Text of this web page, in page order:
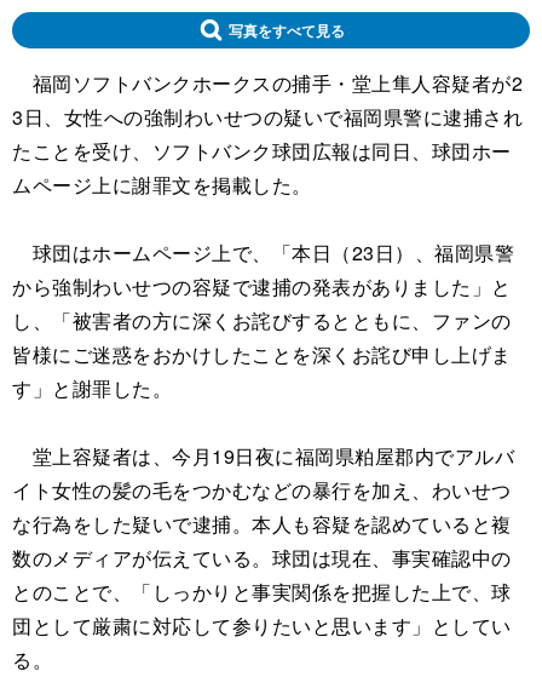
写真をすべて見る
福岡ソフトバンクホークスの捕手・堂上隼人容疑者が2
3日、女性への強制わいせつの疑いで福岡県警に逮捕され
たことを受け、ソフトバンク球団広報は同日、球団ホー
ムページ上に謝罪文を掲載した。
球団はホームページ上で、「本日（23日）、福岡県警
から強制わいせつの容疑で逮捕の発表がありました」と
し、「被害者の方に深くお詫びするとともに、ファンの
皆様にご迷惑をおかけしたことを深くお詫び申し上げま
す」と謝罪した。
堂上容疑者は、今月19日夜に福岡県粕屋郡内でアルバ
イト女性の髪の毛をつかむなどの暴行を加え、わいせつ
な行為をした疑いで逮捕。本人も容疑を認めていると複
数のメディアが伝えている。球団は現在、事実確認中の
とのことで、「しっかりと事実関係を把握した上で、球
団として厳粛に対応して参りたいと思います」としてい
る。